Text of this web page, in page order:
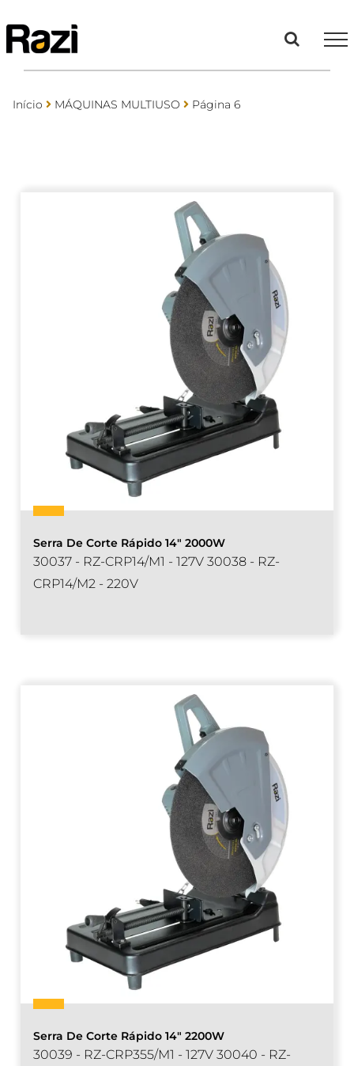
para
o
conteúdo
Início MÁQUINAS MULTIUSO Página 6
Serra De Corte Rápido 14" 2000W
30037 - RZ-CRP14/M1 - 127V 30038 - RZ-
CRP14/M2 - 220V
Serra De Corte Rápido 14" 2200W
30039 - RZ-CRP355/M1 - 127V 30040 - RZ-